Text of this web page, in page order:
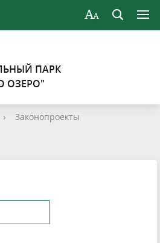
ПАРК
ОЗЕРО"
› Законопроекты